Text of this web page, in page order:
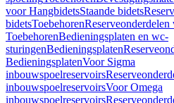
voor HangbidetsStaande bidets
bidetsToebehorenReserveonderdelen
ToebehorenBedieningsplaten en wc-
sturingenBedieningsplaten
BedieningsplatenVoor Sigma
inbouwspoelreservoirs
inbouwspoelreservoirsVoor Omega
inbouwspoelreservoirs